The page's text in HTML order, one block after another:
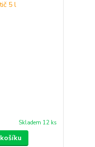
Skladem 12 ks